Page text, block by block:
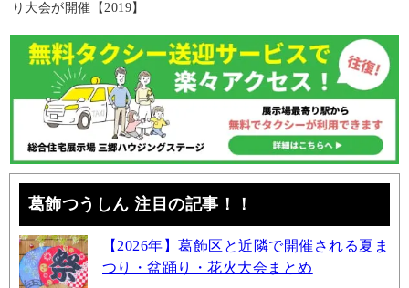
り大会が開催【2019】
葛飾つうしん 注目の記事！！
【2026年】葛飾区と近隣で開催される夏ま
つり・盆踊り・花火大会まとめ